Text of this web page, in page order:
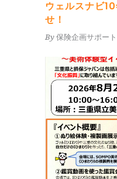
ウェルスナビ
せ！
By 保険企画サポー